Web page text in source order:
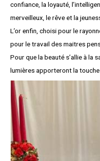
confiance, la loyauté,
merveilleux, le rêve et la
L’or enfin, choisi pour le
pour le travail des maitres
Pour que la beauté s’allie à la
lumières apporteront la